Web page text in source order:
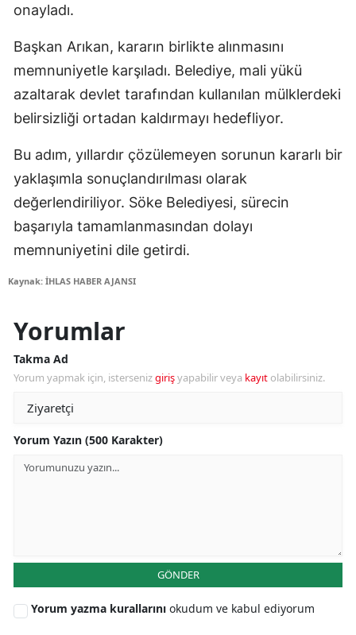
onayladı.
Başkan Arıkan, kararın birlikte alınmasını
memnuniyetle karşıladı. Belediye, mali yükü
azaltarak devlet tarafından kullanılan mülklerdeki
belirsizliği ortadan kaldırmayı hedefliyor.
Bu adım, yıllardır çözülemeyen sorunun kararlı bir
yaklaşımla sonuçlandırılması olarak
değerlendiriliyor. Söke Belediyesi, sürecin
başarıyla tamamlanmasından dolayı
memnuniyetini dile getirdi.
Kaynak: İHLAS HABER AJANSI
Yorumlar
Takma Ad
Yorum yapmak için, istersenizgirişyapabilir veya kayıt olabilirsiniz.
Yorum Yazın (500 Karakter)
GÖNDER
Yorum yazma kurallarını okudum ve kabul ediyorum